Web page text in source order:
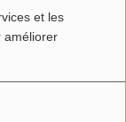
et les
améliorer
LES TRAVAUX
LES